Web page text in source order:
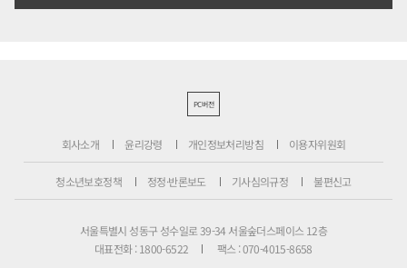
PC버전
회사소개 윤리강령 개인정보처리방침 이용자위원회
청소년보호정책 정정·반론보도 기사심의규정 불편신고
서울특별시 성동구 성수일로 39-34 서울숲더스페이스 12층
대표전화 : 1800-6522
팩스 : 070-4015-8658